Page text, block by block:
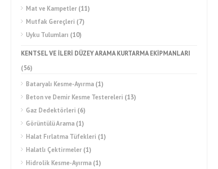
Mat ve Kampetler (11)
Mutfak Gereçleri (7)
Uyku Tulumları (10)
KENTSEL VE İLERİ DÜZEY ARAMA KURTARMA EKİPMANLARI
(56)
Bataryalı Kesme-Ayırma (1)
Beton ve Demir Kesme Testereleri (13)
Gaz Dedektörleri (6)
Görüntülü Arama (1)
Halat Fırlatma Tüfekleri (1)
Halatlı Çektirmeler (1)
Hidrolik Kesme-Ayırma (1)